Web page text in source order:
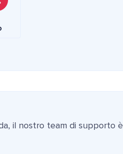
il nostro team di supporto è